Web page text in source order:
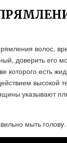
волос,
доверить его
которого есть
указывают
мыть